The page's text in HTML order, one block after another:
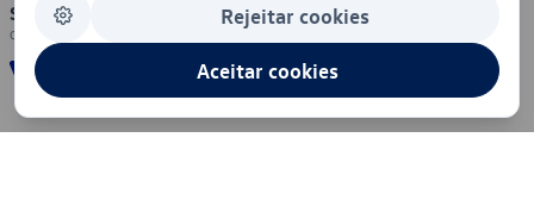
Segurança Rejeitar cookies
Aceitar cookies